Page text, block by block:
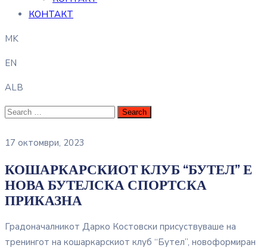
КОНТАКТ
MK
EN
ALB
17 октомври, 2023
КОШАРКАРСКИОТ КЛУБ “БУТЕЛ” Е
НОВА БУТЕЛСКА СПОРТСКА
ПРИКАЗНА
Градоначалникот Дарко Костовски присуствуваше на
тренингот на кошаркарскиот клуб “Бутел”, новоформиран